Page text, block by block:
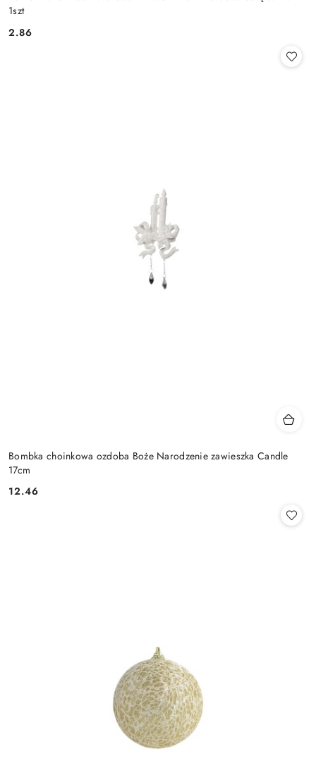
1szt
Cena:
2.86
Bombka choinkowa ozdoba Boże Narodzenie zawieszka Candle
17cm
Cena:
12.46